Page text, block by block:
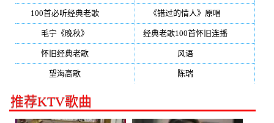
100首必听经典老歌 《错过的情人》原唱
毛宁《晚秋》 经典老歌100首怀旧连播(134)
怀旧经典老歌 风语(132)
望海高歌 陈瑞(128)
推荐KTV歌曲